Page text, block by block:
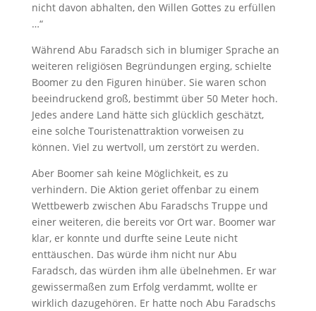
nicht davon abhalten, den Willen Gottes zu erfüllen
…“
Während Abu Faradsch sich in blumiger Sprache an
weiteren religiösen Begründungen erging, schielte
Boomer zu den Figuren hinüber. Sie waren schon
beeindruckend groß, bestimmt über 50 Meter hoch.
Jedes andere Land hätte sich glücklich geschätzt,
eine solche Touristenattraktion vorweisen zu
können. Viel zu wertvoll, um zerstört zu werden.
Aber Boomer sah keine Möglichkeit, es zu
verhindern. Die Aktion geriet offenbar zu einem
Wettbewerb zwischen Abu Faradschs Truppe und
einer weiteren, die bereits vor Ort war. Boomer war
klar, er konnte und durfte seine Leute nicht
enttäuschen. Das würde ihm nicht nur Abu
Faradsch, das würden ihm alle übelnehmen. Er war
gewissermaßen zum Erfolg verdammt, wollte er
wirklich dazugehören. Er hatte noch Abu Faradschs